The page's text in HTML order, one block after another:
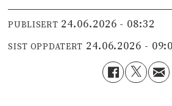
PUBLISERT 24.06.2026 - 08:32
SIST OPPDATERT 24.06.2026 -